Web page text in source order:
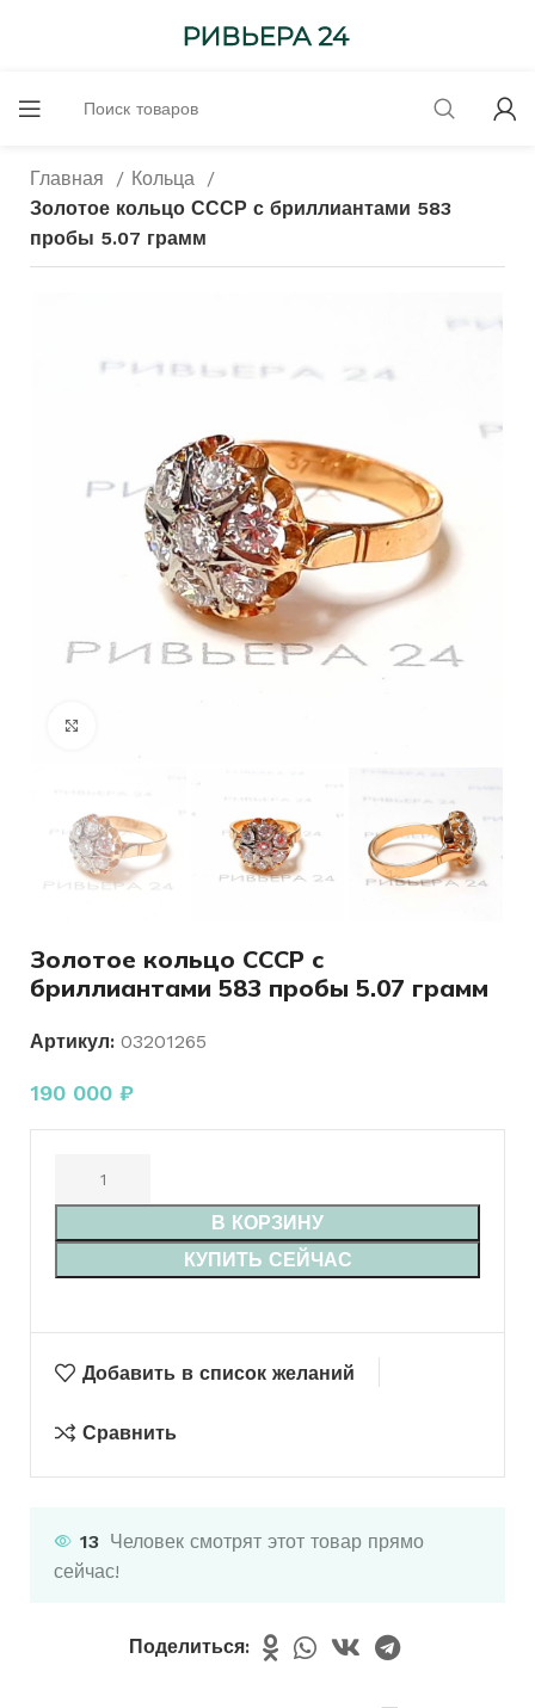
Главная
Кольца
Золотое кольцо СССР с бриллиантами 583
пробы 5.07 грамм
Золотое кольцо СССР с
бриллиантами 583 пробы 5.07 грамм
Артикул: 03201265
190 000 ₽
В КОРЗИНУ
КУПИТЬ СЕЙЧАС
Добавить в список желаний
Сравнить
13 Человек смотрят этот товар прямо
сейчас!
Поделиться: